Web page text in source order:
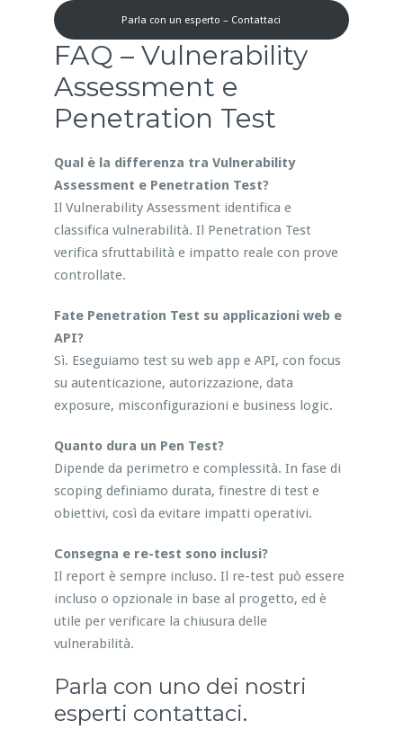
Parla con un esperto – Contattaci
FAQ – Vulnerability
Assessment e
Penetration Test
Qual è la differenza tra Vulnerability
Assessment e Penetration Test?
Il Vulnerability Assessment identifica e
classifica vulnerabilità. Il Penetration Test
verifica sfruttabilità e impatto reale con prove
controllate.
Fate Penetration Test su applicazioni web e
API?
Sì. Eseguiamo test su web app e API, con focus
su autenticazione, autorizzazione, data
exposure, misconfigurazioni e business logic.
Quanto dura un Pen Test?
Dipende da perimetro e complessità. In fase di
scoping definiamo durata, finestre di test e
obiettivi, così da evitare impatti operativi.
Consegna e re-test sono inclusi?
Il report è sempre incluso. Il re-test può essere
incluso o opzionale in base al progetto, ed è
utile per verificare la chiusura delle
vulnerabilità.
Parla con uno dei nostri
esperti contattaci.